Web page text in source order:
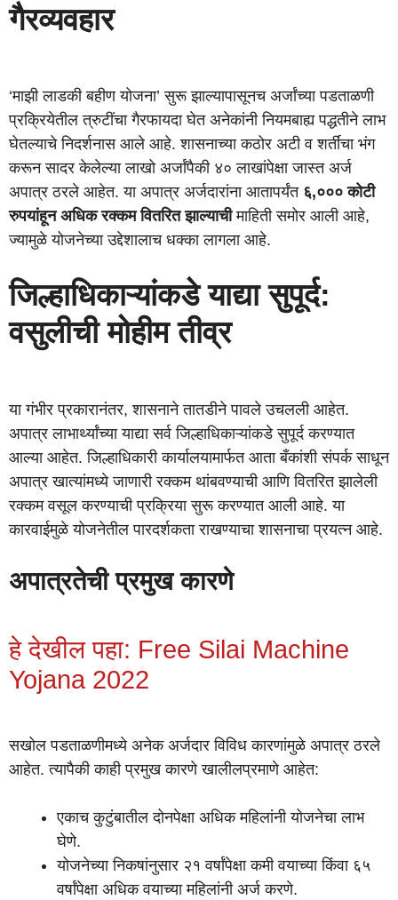
गैरव्यवहार
‘माझी लाडकी बहीण योजना’ सुरू झाल्यापासूनच अर्जांच्या पडताळणी
प्रक्रियेतील त्रुटींचा गैरफायदा घेत अनेकांनी नियमबाह्य पद्धतीने लाभ
घेतल्याचे निदर्शनास आले आहे. शासनाच्या कठोर अटी व शर्तींचा भंग
करून सादर केलेल्या लाखो अर्जांपैकी ४० लाखांपेक्षा जास्त अर्ज
अपात्र ठरले आहेत. या अपात्र अर्जदारांना आतापर्यंत ६,००० कोटी
रुपयांहून अधिक रक्कम वितरित झाल्याचीमाहिती समोर आली आहे,
ज्यामुळे योजनेच्या उद्देशालाच धक्का लागला आहे.
जिल्हाधिकाऱ्यांकडे याद्या सुपूर्द:
वसुलीची मोहीम तीव्र
या गंभीर प्रकारानंतर, शासनाने तातडीने पावले उचलली आहेत.
अपात्र लाभार्थ्यांच्या याद्या सर्व जिल्हाधिकाऱ्यांकडे सुपूर्द करण्यात
आल्या आहेत. जिल्हाधिकारी कार्यालयामार्फत आता बँकांशी संपर्क साधून
अपात्र खात्यांमध्ये जाणारी रक्कम थांबवण्याची आणि वितरित झालेली
रक्कम वसूल करण्याची प्रक्रिया सुरू करण्यात आली आहे. या
कारवाईमुळे योजनेतील पारदर्शकता राखण्याचा शासनाचा प्रयत्न आहे.
अपात्रतेची प्रमुख कारणे
हे देखील पहा: Free Silai Machine
Yojana 2022
सखोल पडताळणीमध्ये अनेक अर्जदार विविध कारणांमुळे अपात्र ठरले
आहेत. त्यापैकी काही प्रमुख कारणे खालीलप्रमाणे आहेत:
एकाच कुटुंबातील दोनपेक्षा अधिक महिलांनी योजनेचा लाभ
घेणे.
योजनेच्या निकषांनुसार २१ वर्षांपेक्षा कमी वयाच्या किंवा ६५
वर्षांपेक्षा अधिक वयाच्या महिलांनी अर्ज करणे.